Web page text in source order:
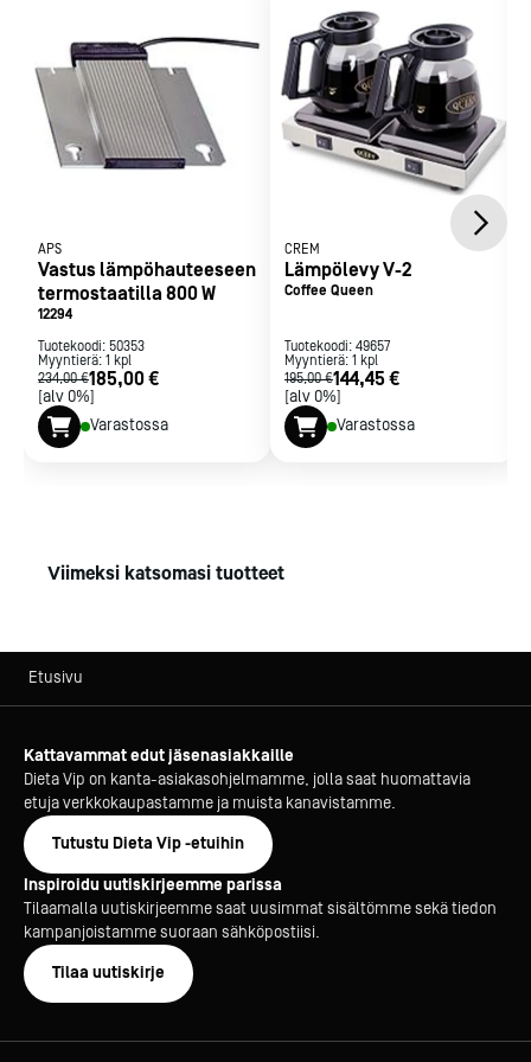
APS
Vastus lämpöhauteeseen
termostaatilla 800 W
12294
Tuotekoodi: 50353
Myyntierä: 1 kpl
234,00 €185,00 €
[alv 0%]
Varastossa
CREM
Lämpölevy V-2
Coffee Queen
Tuotekoodi: 49657
Myyntierä: 1 kpl
195,00 €144,45 €
[alv 0%]
Varastossa
Viimeksi katsomasi tuotteet
Etusivu
Kattavammat edut jäsenasiakkaille
Dieta Vip on kanta-asiakasohjelmamme, jolla saat huomattavia
etuja verkkokaupastamme ja muista kanavistamme.
Tutustu Dieta Vip -etuihin
Inspiroidu uutiskirjeemme parissa
Tilaamalla uutiskirjeemme saat uusimmat sisältömme sekä tiedon
kampanjoistamme suoraan sähköpostiisi.
Tilaa uutiskirje